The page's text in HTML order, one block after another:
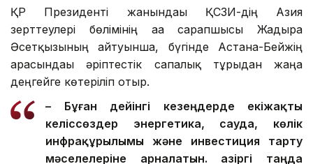
ҚР Президенті жанындағы ҚСЗИ-дің Азия
зерттеулері бөлімінің аға сарапшысы Жадыра
Әсетқызының айтуынша, бүгінде Астана-Бейжің
арасындағы әріптестік сапалық тұрғыдан жаңа
деңгейге көтеріліп отыр.
– Бұған дейінгі кезеңдерде екіжақты
келіссөздер энергетика, сауда, көлік
инфрақұрылымы және инвестиция тарту
мәселелеріне арналатын. Қазіргі таңда